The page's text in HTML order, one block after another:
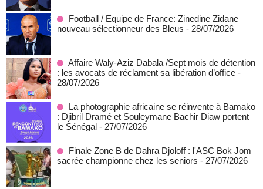
Football / Equipe de France: Zinedine Zidane
nouveau sélectionneur des Bleus - 28/07/2026
Affaire Waly-Aziz Dabala /Sept mois de détention
: les avocats de réclament sa libération d’office -
28/07/2026
La photographie africaine se réinvente à Bamako
: Djibril Dramé et Souleymane Bachir Diaw portent
le Sénégal - 27/07/2026
Finale Zone B de Dahra Djoloff : l'ASC Bok Jom
sacrée championne chez les seniors - 27/07/2026